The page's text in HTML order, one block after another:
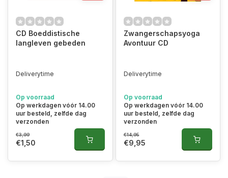
CD Boeddistische
langleven gebeden
Deliverytime
Op voorraad
Op werkdagen vóór 14.00
uur besteld, zelfde dag
verzonden
€3,99
€1,50
Zwangerschapsyoga
Avontuur CD
Deliverytime
Op voorraad
Op werkdagen vóór 14.00
uur besteld, zelfde dag
verzonden
€14,95
€9,95